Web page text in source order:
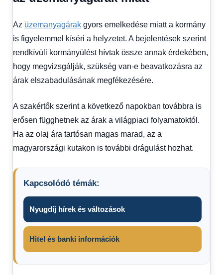
Az üzemanyagárak gyors emelkedése miatt a kormány
is figyelemmel kíséri a helyzetet. A bejelentések szerint
rendkívüli kormányülést hívtak össze annak érdekében,
hogy megvizsgálják, szükség van-e beavatkozásra az
árak elszabadulásának megfékezésére.
A szakértők szerint a következő napokban továbbra is
erősen függhetnek az árak a világpiaci folyamatoktól.
Ha az olaj ára tartósan magas marad, az a
magyarországi kutakon is további drágulást hozhat.
Kapcsolódó témák:
Nyugdíj hírek és változások
Hitel és banki információk